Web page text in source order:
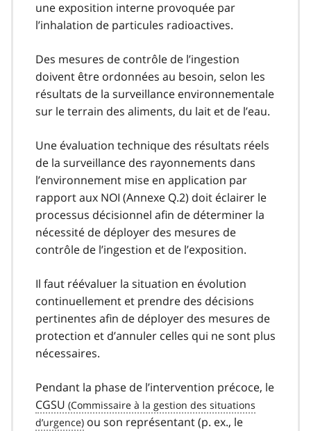
une exposition interne provoquée par
l’inhalation de particules radioactives.
Des mesures de contrôle de l’ingestion
doivent être ordonnées au besoin, selon les
résultats de la surveillance environnementale
sur le terrain des aliments, du lait et de l’eau.
Une évaluation technique des résultats réels
de la surveillance des rayonnements dans
l’environnement mise en application par
rapport aux NOI (Annexe Q.2) doit éclairer le
processus décisionnel afin de déterminer la
nécessité de déployer des mesures de
contrôle de l’ingestion et de l’exposition.
Il faut réévaluer la situation en évolution
continuellement et prendre des décisions
pertinentes afin de déployer des mesures de
protection et d’annuler celles qui ne sont plus
nécessaires.
Pendant la phase de l’intervention précoce, le
CGSU
ou son représentant (p. ex., le